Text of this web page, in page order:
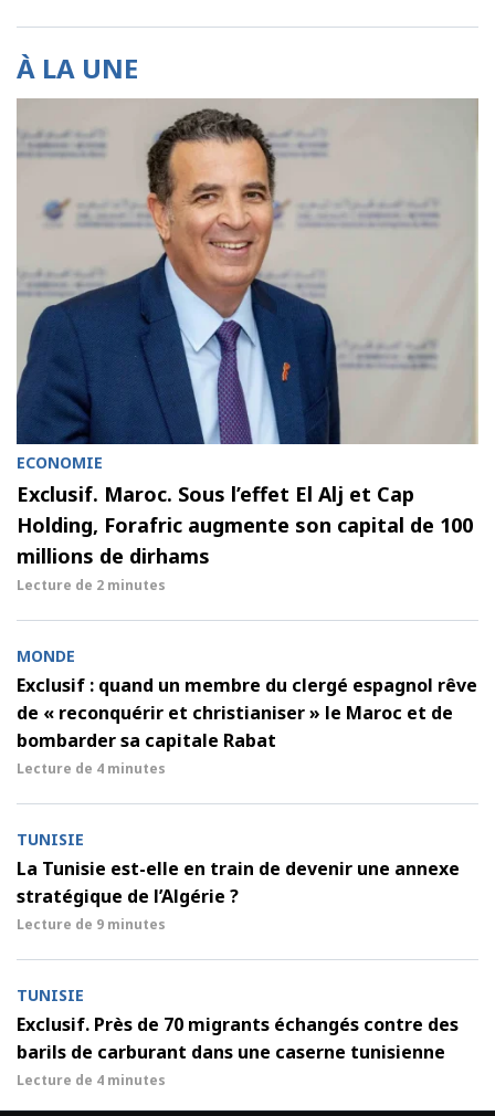
À LA UNE
ECONOMIE
Exclusif. Maroc. Sous l’effet El Alj et Cap
Holding, Forafric augmente son capital de 100
millions de dirhams
Lecture de 2 minutes
MONDE
Exclusif : quand un membre du clergé espagnol rêve
de « reconquérir et christianiser » le Maroc et de
bombarder sa capitale Rabat
Lecture de 4 minutes
TUNISIE
La Tunisie est-elle en train de devenir une annexe
stratégique de l’Algérie ?
Lecture de 9 minutes
TUNISIE
Exclusif. Près de 70 migrants échangés contre des
barils de carburant dans une caserne tunisienne
Lecture de 4 minutes